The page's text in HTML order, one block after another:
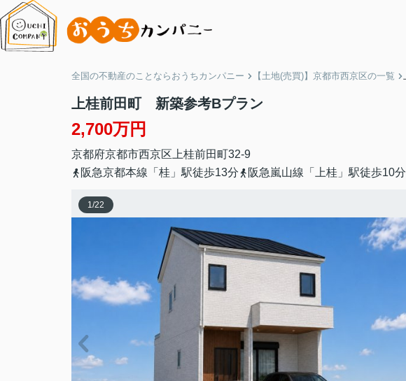
全国の不動産のことならおうちカンパニー 【土地(売買)】京都市西京区の一覧
上桂前田町 新築参考Bプラン
2,700万円
京都府京都市西京区 上桂前田町32-9
阪急京都本線「桂」駅徒歩13分
阪急嵐山線「上桂」駅徒歩10分
1/22